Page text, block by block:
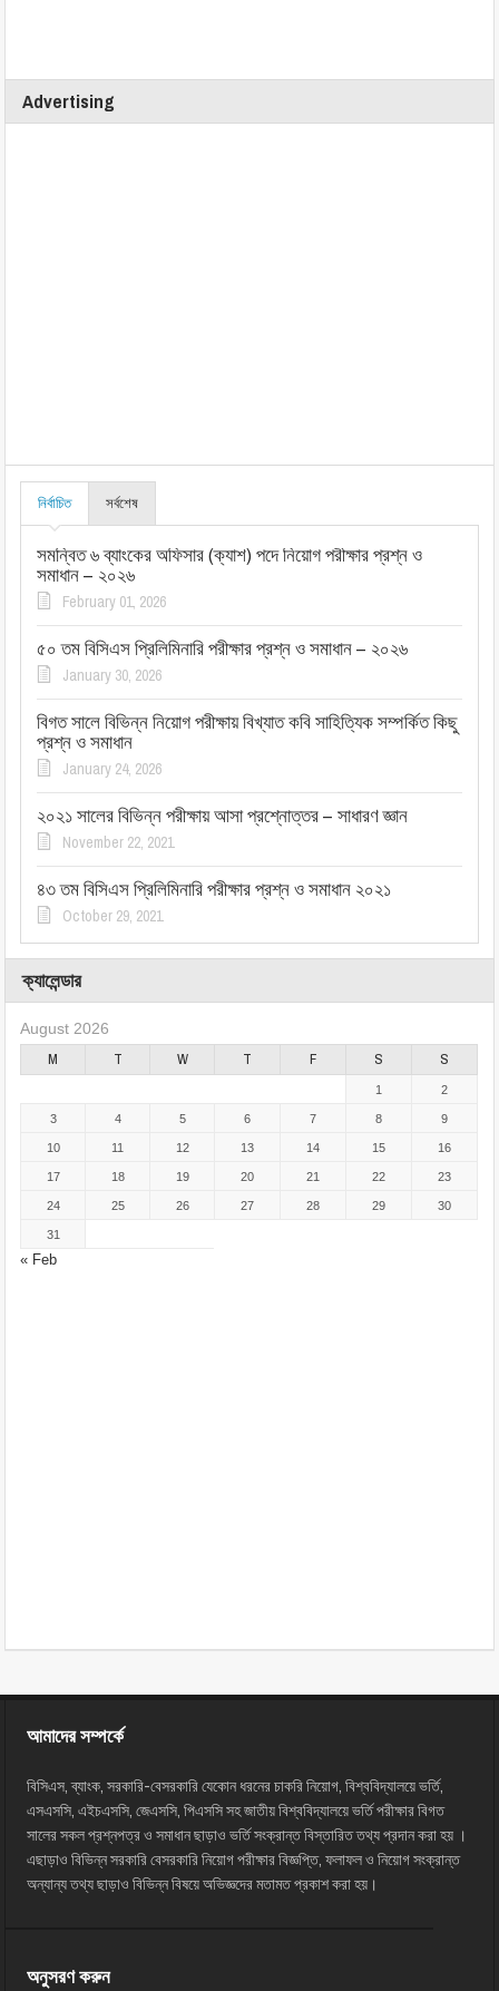
Advertising
নির্বাচিত সর্বশেষ
সমন্বিত ৬ ব্যাংকের অফিসার (ক্যাশ) পদে নিয়োগ পরীক্ষার প্রশ্ন ও
সমাধান – ২০২৬
February 01, 2026
৫০ তম বিসিএস প্রিলিমিনারি পরীক্ষার প্রশ্ন ও সমাধান – ২০২৬
January 30, 2026
বিগত সালে বিভিন্ন নিয়োগ পরীক্ষায় বিখ্যাত কবি সাহিত্যিক সম্পর্কিত কিছু
প্রশ্ন ও সমাধান
January 24, 2026
২০২১ সালের বিভিন্ন পরীক্ষায় আসা প্রশ্নোত্তর – সাধারণ জ্ঞান
November 22, 2021
৪৩ তম বিসিএস প্রিলিমিনারি পরীক্ষার প্রশ্ন ও সমাধান ২০২১
October 29, 2021
ক্যালেন্ডার
August 2026
M T W T F S S
« Feb
1 2
3 4 5 6 7 8 9
10 11 12 13 14 15 16
17 18 19 20 21 22 23
24 25 26 27 28 29 30
31
আমাদের সম্পর্কে
বিসিএস, ব্যাংক, সরকারি-বেসরকারি যেকোন ধরনের চাকরি নিয়োগ, বিশ্ববিদ্যালয়ে ভর্তি,
এসএসসি, এইচএসসি, জেএসসি, পিএসসি সহ জাতীয় বিশ্ববিদ্যালয়ে ভর্তি পরীক্ষার বিগত
সালের সকল প্রশ্নপত্র ও সমাধান ছাড়াও ভর্তি সংক্রান্ত বিস্তারিত তথ্য প্রদান করা হয় ।
এছাড়াও বিভিন্ন সরকারি বেসরকারি নিয়োগ পরীক্ষার বিজ্ঞপ্তি, ফলাফল ও নিয়োগ সংক্রান্ত
অন্যান্য তথ্য ছাড়াও বিভিন্ন বিষয়ে অভিজ্ঞদের মতামত প্রকাশ করা হয়।
অনুসরণ করুন